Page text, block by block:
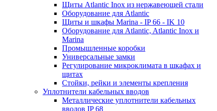
Щиты Atlantic Inox из нержавеющей стали
Оборудование для Atlantic
Щиты и шкафы Marina - IP 66 - IK 10
Оборудование для Atlantic, Atlantic Inox и
Marina
Промышленные коробки
Универсальные замки
Регулирование микроклимата в шкафах и
щитах
Стойки, рейки и элементы крепления
Уплотнители кабельных вводов
Металлические уплотнители кабельных
вводов IP 68